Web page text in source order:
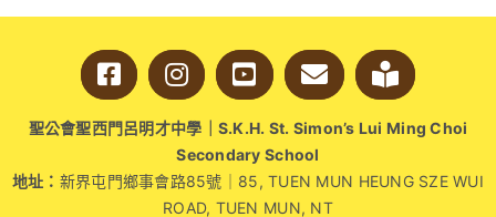
聖公會聖西門呂明才中學｜S.K.H. St. Simon’s Lui Ming Choi
Secondary School
地址： 新界屯門鄉事會路85號｜85, TUEN MUN HEUNG SZE WUI
ROAD, TUEN MUN, NT